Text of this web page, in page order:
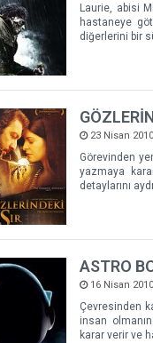
Laurie, abisi
hastaneye
diğerlerini bir
23 Nisan
Görevinden
yazmaya
detaylarını
ASTRO
16 Nisan
Çevresinden
insan
karar verir ve